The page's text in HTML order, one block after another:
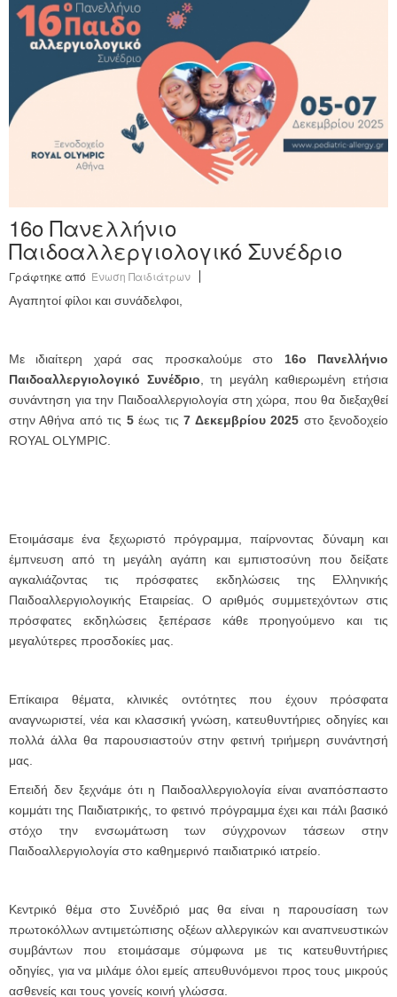
16o Πανελλήνιο
Παιδοαλλεργιολογικό Συνέδριο
Γράφτηκε από Ένωση Παιδιάτρων
Αγαπητοί φίλοι και συνάδελφοι,
Με ιδιαίτερη χαρά σας προσκαλούμε στο 16o Πανελλήνιο
Παιδοαλλεργιολογικό Συνέδριο , τη μεγάλη καθιερωμένη ετήσια
συνάντηση για την Παιδοαλλεργιολογία στη χώρα, που θα διεξαχθεί
στην Αθήνα από τις 5έως τις7 Δεκεμβρίου 2025 στο ξενοδοχείο
ROYAL OLYMPIC.
Ετοιμάσαμε ένα ξεχωριστό πρόγραμμα, παίρνοντας δύναμη και
έμπνευση από τη μεγάλη αγάπη και εμπιστοσύνη που δείξατε
αγκαλιάζοντας τις πρόσφατες εκδηλώσεις της Ελληνικής
Παιδοαλλεργιολογικής Εταιρείας. Ο αριθμός συμμετεχόντων στις
πρόσφατες εκδηλώσεις ξεπέρασε κάθε προηγούμενο και τις
μεγαλύτερες προσδοκίες μας.
Επίκαιρα θέματα, κλινικές οντότητες που έχουν πρόσφατα
αναγνωριστεί, νέα και κλασσική γνώση, κατευθυντήριες οδηγίες και
πολλά άλλα θα παρουσιαστούν στην φετινή τριήμερη συνάντησή
μας.
Επειδή δεν ξεχνάμε ότι η Παιδοαλλεργιολογία είναι αναπόσπαστο
κομμάτι της Παιδιατρικής, το φετινό πρόγραμμα έχει και πάλι βασικό
στόχο την ενσωμάτωση των σύγχρονων τάσεων στην
Παιδοαλλεργιολογία στο καθημερινό παιδιατρικό ιατρείο.
Κεντρικό θέμα στο Συνέδριό μας θα είναι η παρουσίαση των
πρωτοκόλλων αντιμετώπισης οξέων αλλεργικών και αναπνευστικών
συμβάντων που ετοιμάσαμε σύμφωνα με τις κατευθυντήριες
οδηγίες, για να μιλάμε όλοι εμείς απευθυνόμενοι προς τους μικρούς
ασθενείς και τους γονείς κοινή γλώσσα.
Ανακοινώσεις
Εργαλεία για Παιδιάτρους
Χρήσιμα Links
Επεξεργασία Προφίλ